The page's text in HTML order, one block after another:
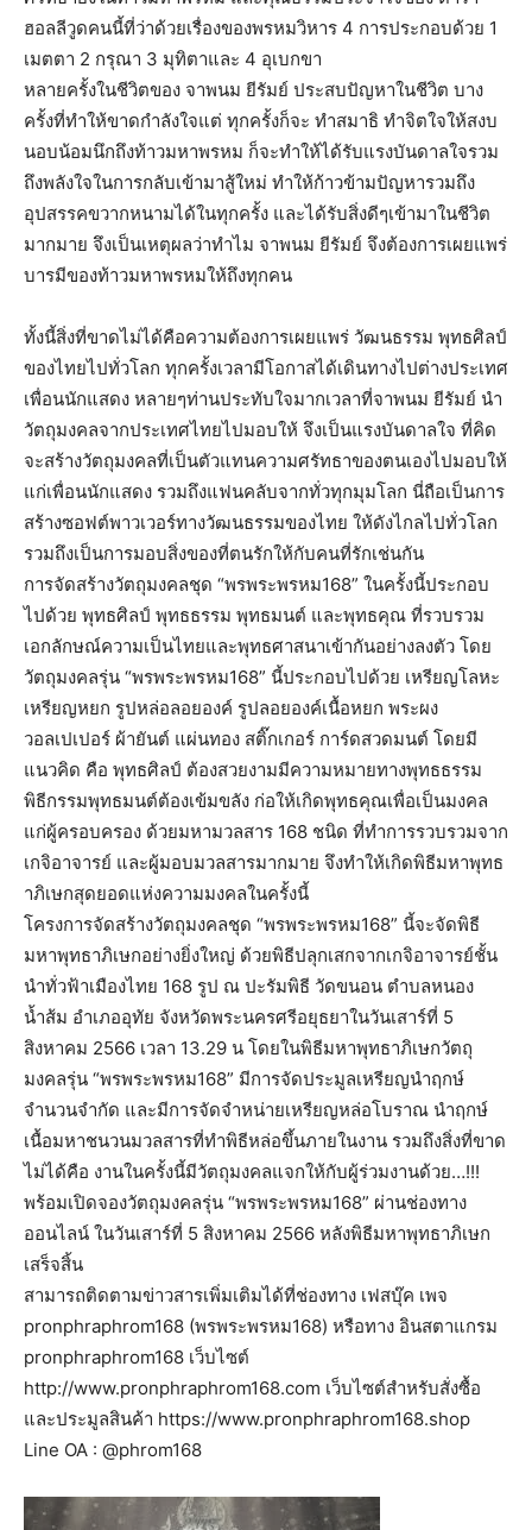
ฮอลลีวูดคนนี้ที่ว่าด้วยเรื่องของพรหมวิหาร 4 การประกอบด้วย 1
เมตตา 2 กรุณา 3 มุทิตาและ 4 อุเบกขา
หลายครั้งในชีวิตของ จาพนม ยีรัมย์ ประสบปัญหาในชีวิต บาง
ครั้งที่ทำให้ขาดกำลังใจแต่ ทุกครั้งก็จะ ทำสมาธิ ทำจิตใจให้สงบ
นอบน้อมนึกถึงท้าวมหาพรหม ก็จะทำให้ได้รับแรงบันดาลใจรวม
ถึงพลังใจในการกลับเข้ามาสู้ใหม่ ทำให้ก้าวข้ามปัญหารวมถึง
อุปสรรคขวากหนามได้ในทุกครั้ง และได้รับสิ่งดีๆเข้ามาในชีวิต
มากมาย จึงเป็นเหตุผลว่าทำไม จาพนม ยีรัมย์ จึงต้องการเผยแพร่
บารมีของท้าวมหาพรหมให้ถึงทุกคน
ทั้งนี้สิ่งที่ขาดไม่ได้คือความต้องการเผยแพร่ วัฒนธรรม พุทธศิลป์
ของไทยไปทั่วโลก ทุกครั้งเวลามีโอกาสได้เดินทางไปต่างประเทศ
เพื่อนนักแสดง หลายๆท่านประทับใจมากเวลาที่จาพนม ยีรัมย์ นำ
วัตถุมงคลจากประเทศไทยไปมอบให้ จึงเป็นแรงบันดาลใจ ที่คิด
จะสร้างวัตถุมงคลที่เป็นตัวแทนความศรัทธาของตนเองไปมอบให้
แก่เพื่อนนักแสดง รวมถึงแฟนคลับจากทั่วทุกมุมโลก นี่ถือเป็นการ
สร้างซอฟต์พาวเวอร์ทางวัฒนธรรมของไทย ให้ดังไกลไปทั่วโลก
รวมถึงเป็นการมอบสิ่งของที่ตนรักให้กับคนที่รักเช่นกัน
การจัดสร้างวัตถุมงคลชุด “พรพระพรหม168” ในครั้งนี้ประกอบ
ไปด้วย พุทธศิลป์ พุทธธรรม พุทธมนต์ และพุทธคุณ ที่รวบรวม
เอกลักษณ์ความเป็นไทยและพุทธศาสนาเข้ากันอย่างลงตัว โดย
วัตถุมงคลรุ่น “พรพระพรหม168” นี้ประกอบไปด้วย เหรียญโลหะ
เหรียญหยก รูปหล่อลอยองค์ รูปลอยองค์เนื้อหยก พระผง
วอลเปเปอร์ ผ้ายันต์ แผ่นทอง สติ๊กเกอร์ การ์ดสวดมนต์ โดยมี
แนวคิด คือ พุทธศิลป์ ต้องสวยงามมีความหมายทางพุทธธรรม
พิธีกรรมพุทธมนต์ต้องเข้มขลัง ก่อให้เกิดพุทธคุณเพื่อเป็นมงคล
แก่ผู้ครอบครอง ด้วยมหามวลสาร 168 ชนิด ที่ทำการรวบรวมจาก
เกจิอาจารย์ และผู้มอบมวลสารมากมาย จึงทำให้เกิดพิธีมหาพุทธ
าภิเษกสุดยอดแห่งความมงคลในครั้งนี้
โครงการจัดสร้างวัตถุมงคลชุด “พรพระพรหม168” นี้จะจัดพิธี
มหาพุทธาภิเษกอย่างยิ่งใหญ่ ด้วยพิธีปลุกเสกจากเกจิอาจารย์ชั้น
นำทั่วฟ้าเมืองไทย 168 รูป ณ ปะรัมพิธี วัดขนอน ตำบลหนอง
น้ำส้ม อำเภออุทัย จังหวัดพระนครศรีอยุธยาในวันเสาร์ที่ 5
สิงหาคม 2566 เวลา 13.29 น โดยในพิธีมหาพุทธาภิเษกวัตถุ
มงคลรุ่น “พรพระพรหม168” มีการจัดประมูลเหรียญนำฤกษ์
จำนวนจำกัด และมีการจัดจำหน่ายเหรียญหล่อโบราณ นำฤกษ์
เนื้อมหาชนวนมวลสารที่ทำพิธีหล่อขึ้นภายในงาน รวมถึงสิ่งที่ขาด
ไม่ได้คือ งานในครั้งนี้มีวัตถุมงคลแจกให้กับผู้ร่วมงานด้วย…!!!
พร้อมเปิดจองวัตถุมงคลรุ่น “พรพระพรหม168” ผ่านช่องทาง
ออนไลน์ ในวันเสาร์ที่ 5 สิงหาคม 2566 หลังพิธีมหาพุทธาภิเษก
เสร็จสิ้น
สามารถติดตามข่าวสารเพิ่มเติมได้ที่ช่องทาง เฟสบุ๊ค เพจ
pronphraphrom168 (พรพระพรหม168) หรือทาง อินสตาแกรม
pronphraphrom168 เว็บไซต์
http://www.pronphraphrom168.com เว็บไซต์สำหรับสั่งซื้อ
และประมูลสินค้า https://www.pronphraphrom168.shop
Line OA : @phrom168